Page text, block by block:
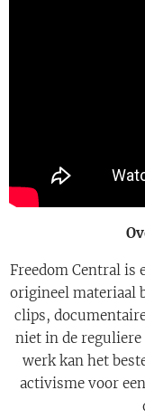
Freedom Central
origineel materiaal
clips,
niet in de
werk kan het
activisme voor